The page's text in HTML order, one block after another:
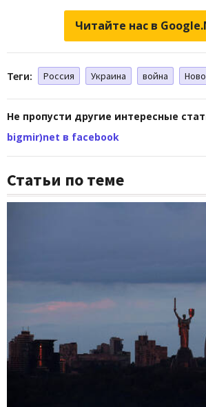
Читайте нас в
Теги: Россия Украина война
Не пропусти другие интересные
bigmir)net в facebook
Статьи по теме